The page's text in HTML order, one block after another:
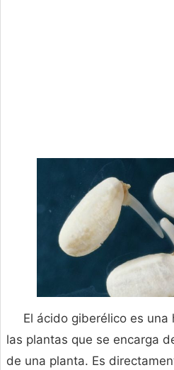
El ácido giberélico es una
las plantas que se encarga
de una planta. Es